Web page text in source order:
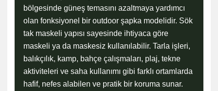
bölgesinde güneş temasını azaltmaya yardımcı
olan fonksiyonel bir outdoor şapka modelidir. Sök
tak maskeli yapısı sayesinde ihtiyaca göre
maskeli ya da maskesiz kullanılabilir. Tarla işleri,
balıkçılık, kamp, bahçe çalışmaları, plaj, tekne
aktiviteleri ve saha kullanımı gibi farklı ortamlarda
hafif, nefes alabilen ve pratik bir koruma sunar.